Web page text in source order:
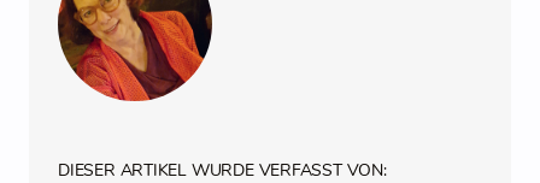
DIESER ARTIKEL WURDE VERFASST VON: